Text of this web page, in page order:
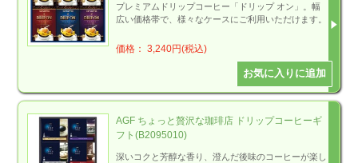
プレミアムドリップコーヒー「ドリップ オン」。幅
広い価格帯で、様々なケースにご利用いただけます。
価格： 3,240円(税込)
AGF ちょっと贅沢な珈琲店 ドリップコーヒーギ
フト(B2095010)
深いコクと芳醇な香り、澄んだ後味のコーヒーが楽し